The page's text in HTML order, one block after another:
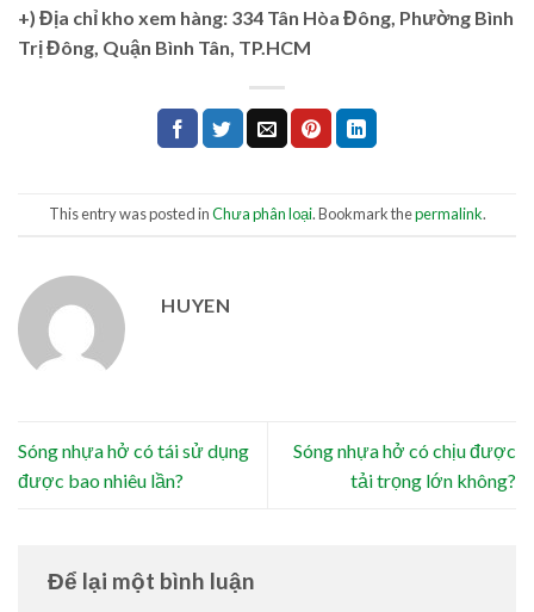
+) Địa chỉ kho xem hàng: 334 Tân Hòa Đông, Phường Bình
Trị Đông, Quận Bình Tân, TP.HCM
This entry was posted inChưa phân loại. Bookmark thepermalink.
HUYEN
Sóng nhựa hở có tái sử dụng
được bao nhiêu lần?
Sóng nhựa hở có chịu được
tải trọng lớn không?
Để lại một bình luận